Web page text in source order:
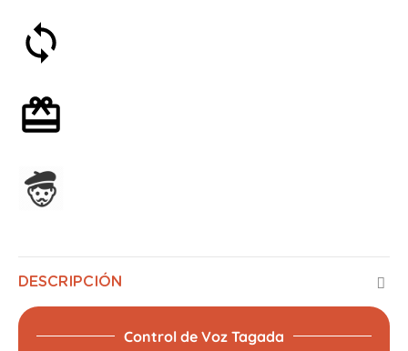
DESCRIPCIÓN
Control de Voz Tagada